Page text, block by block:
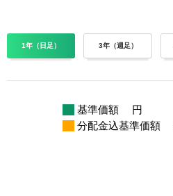
1年（日足） 3年（週足）
基準価額
円
分配金込基準価額